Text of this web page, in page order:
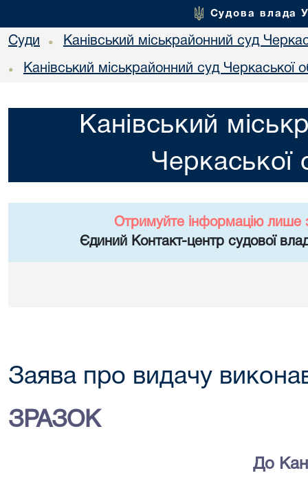
Судова влада
Суди • Канівський міськрайонний суд
• Канівський міськрайонний суд Черкаської
Канівський
Черкаської
Отримуйте інформацію лише
Єдиний Контакт-центр судової
Заява про видачу
ЗРАЗОК
До